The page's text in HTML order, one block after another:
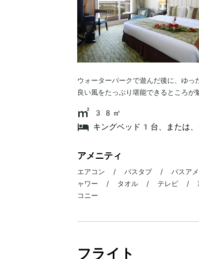
ウォーターパークで遊んだ後に、ゆ
良い風をたっぷり堪能できるところが
38㎡
キングベッド1台、または
アメニティ
エアコン / バスタブ / バスア
ャワー / タオル / テレビ /
コニー
フライト